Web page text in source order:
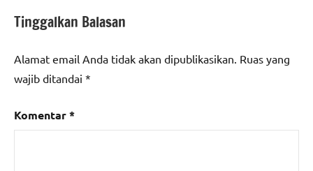
Tinggalkan Balasan
Alamat email Anda tidak akan dipublikasikan. Ruas yang
wajib ditandai *
Komentar*